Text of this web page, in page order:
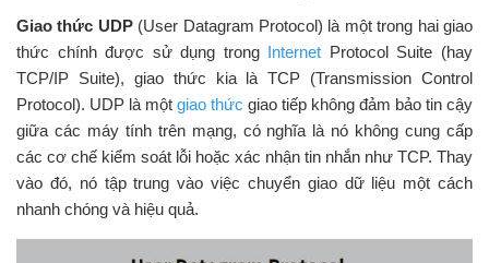
Giao thức UDP(User Datagram Protocol) là một trong hai giao
thức chính được sử dụng trong Internet Protocol Suite (hay
TCP/IP Suite), giao thức kia là TCP (Transmission Control
Protocol). UDP là một giao thức giao tiếp không đảm bảo tin cậy
giữa các máy tính trên mạng, có nghĩa là nó không cung cấp
các cơ chế kiểm soát lỗi hoặc xác nhận tin nhắn như TCP. Thay
vào đó, nó tập trung vào việc chuyển giao dữ liệu một cách
nhanh chóng và hiệu quả.